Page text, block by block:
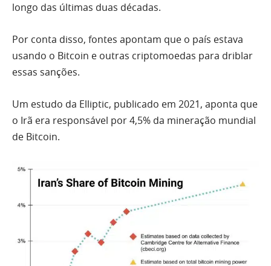
longo das últimas duas décadas.
Por conta disso, fontes apontam que o país estava
usando o Bitcoin e outras criptomoedas para driblar
essas sanções.
Um estudo da Elliptic, publicado em 2021, aponta que
o Irã era responsável por 4,5% da mineração mundial
de Bitcoin.